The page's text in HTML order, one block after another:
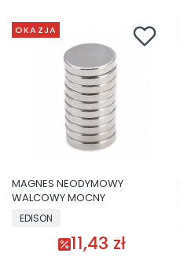
OKAZJA
MAGNES NEODYMOWY
WALCOWY MOCNY
EDISON
11,43 zł